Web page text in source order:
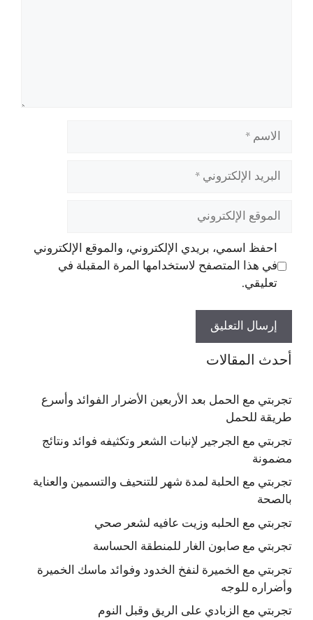
الاسم
البريد
الإلكتروني
الموقع
الإلكتروني
احفظ اسمي، بريدي الإلكتروني، والموقع الإلكتروني
في هذا المتصفح لاستخدامها المرة المقبلة في
تعليقي.
أحدث المقالات
تجربتي مع الحمل بعد الأربعين الأضرار الفوائد وأسرع
طريقة للحمل
تجربتي مع الجرجير لإنبات الشعر وتكثيفه فوائد ونتائج
مضمونة
تجربتي مع الحلبة لمدة شهر للتنحيف والتسمين والعناية
بالصحة
تجربتي مع الحلبه وزيت عافيه لشعر صحي
تجربتي مع صابون الغار للمنطقة الحساسة
تجربتي مع الخميرة لنفخ الخدود وفوائد ماسك الخميرة
وأضراره للوجه
تجربتي مع الزبادي على الريق وقبل النوم